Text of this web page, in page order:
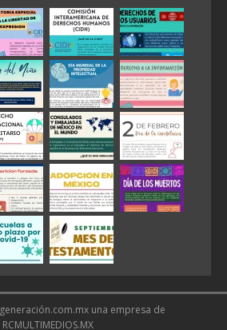
una empresa de
RCMULTIMEDIOS.MX